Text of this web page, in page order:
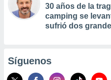
30 años de la
camping se
sufrió dos
Síguenos